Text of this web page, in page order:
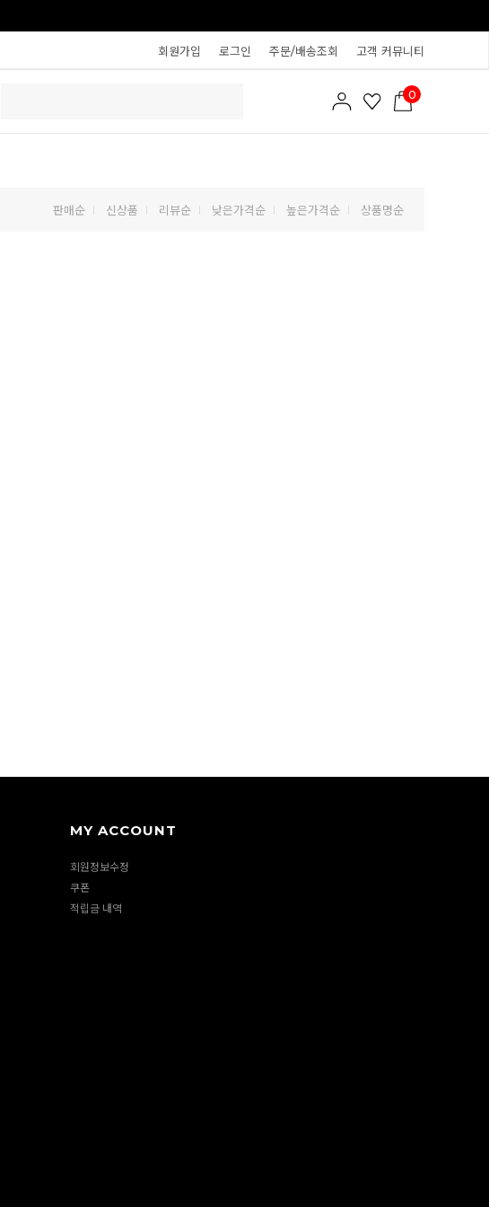
회원가입 로그인 주문/배송조회 고객 커뮤니티
0
판매순 신상품 리뷰순 낮은가격순 높은가격순 상품명순
MY ACCOUNT
회원정보수정
쿠폰
적립금 내역